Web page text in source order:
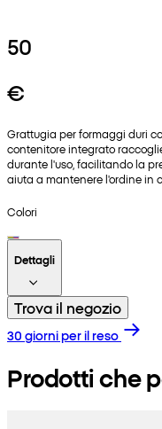
50
€
Grattugia per formaggi duri
contenitore integrato
durante l'uso, facilitando la
aiuta a mantenere l'ordine in
Colori
Dettagli
Trova il negozio
30 giorni per il reso
Prodotti che